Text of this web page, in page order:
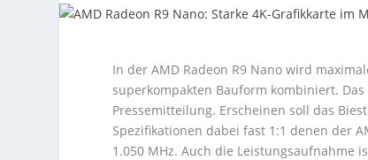
In der AMD Radeon R9 Nano wird
superkompakten Bauform kombiniert.
Pressemitteilung. Erscheinen soll das
Spezifikationen dabei fast 1:1 denen der
1.050 MHz. Auch die Leistungsaufnahme